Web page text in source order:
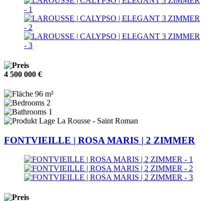
4 500 000 €
96 m²
2
1
La Rousse - Saint Roman
FONTVIEILLE | ROSA MARIS | 2 ZIMMER